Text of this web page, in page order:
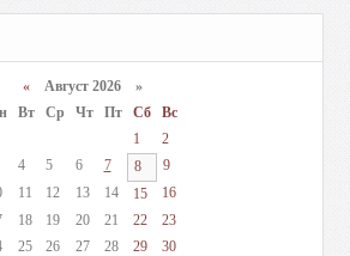
«Август 2026 »
Вт Ср Чт Пт Сб
Вс
1
2
4 5 6 7 8
9
11 12 13 14 15
16
18 19 20 21 22
23
25 26 27 28 29
30